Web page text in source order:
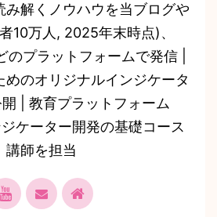
み解くノウハウを当ブログや
10万人, 2025年末時点)、
プラットフォームで発信 |
めのオリジナルインジケータ
| 教育プラットフォーム
ケーター開発の基礎コース
講師を担当